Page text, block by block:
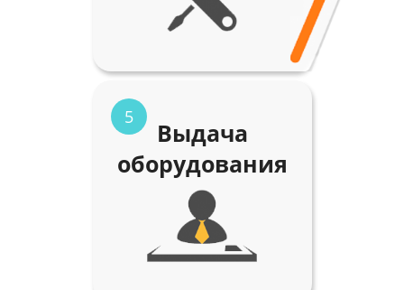
5
Выдача
оборудования